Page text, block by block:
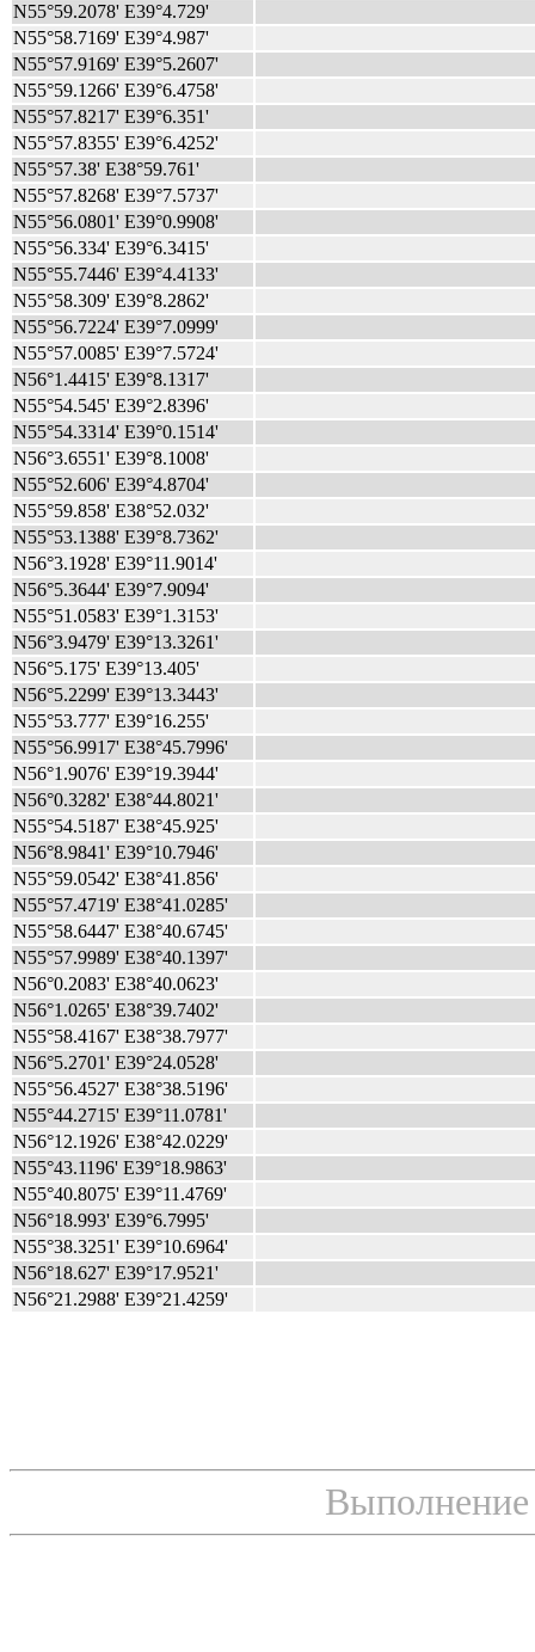
N55°59.2078' E39°4.729'
N55°58.7169' E39°4.987'
N55°57.9169' E39°5.2607'
N55°59.1266' E39°6.4758'
N55°57.8217' E39°6.351'
N55°57.8355' E39°6.4252'
N55°57.38' E38°59.761'
N55°57.8268' E39°7.5737'
N55°56.0801' E39°0.9908'
N55°56.334' E39°6.3415'
N55°55.7446' E39°4.4133'
N55°58.309' E39°8.2862'
N55°56.7224' E39°7.0999'
N55°57.0085' E39°7.5724'
N56°1.4415' E39°8.1317'
N55°54.545' E39°2.8396'
N55°54.3314' E39°0.1514'
N56°3.6551' E39°8.1008'
N55°52.606' E39°4.8704'
N55°59.858' E38°52.032'
N55°53.1388' E39°8.7362'
N56°3.1928' E39°11.9014'
N56°5.3644' E39°7.9094'
N55°51.0583' E39°1.3153'
N56°3.9479' E39°13.3261'
N56°5.175' E39°13.405'
N56°5.2299' E39°13.3443'
N55°53.777' E39°16.255'
N55°56.9917' E38°45.7996'
N56°1.9076' E39°19.3944'
N56°0.3282' E38°44.8021'
N55°54.5187' E38°45.925'
N56°8.9841' E39°10.7946'
N55°59.0542' E38°41.856'
N55°57.4719' E38°41.0285'
N55°58.6447' E38°40.6745'
N55°57.9989' E38°40.1397'
N56°0.2083' E38°40.0623'
N56°1.0265' E38°39.7402'
N55°58.4167' E38°38.7977'
N56°5.2701' E39°24.0528'
N55°56.4527' E38°38.5196'
N55°44.2715' E39°11.0781'
N56°12.1926' E38°42.0229'
N55°43.1196' E39°18.9863'
N55°40.8075' E39°11.4769'
N56°18.993' E39°6.7995'
N55°38.3251' E39°10.6964'
N56°18.627' E39°17.9521'
N56°21.2988' E39°21.4259'
Выполнение